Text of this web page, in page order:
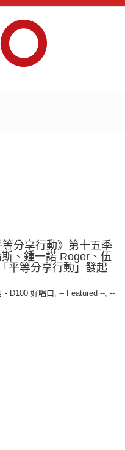
分享行動》第十五季
、鍾一諾 Roger、伍
平等分享行動」發起
- D100 好唱口, -- Featured --, --